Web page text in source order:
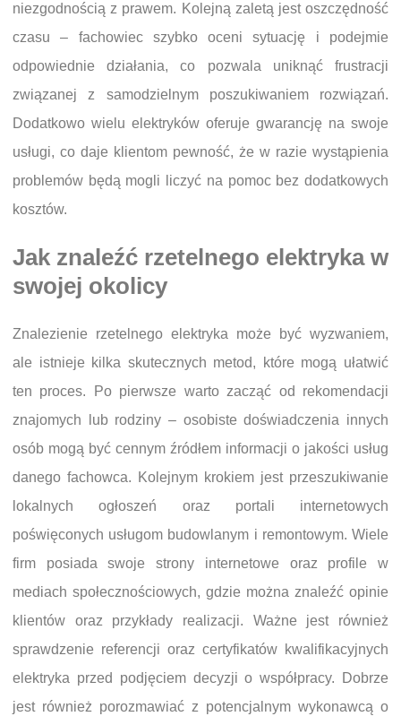
niezgodnością z prawem. Kolejną zaletą jest oszczędność
czasu – fachowiec szybko oceni sytuację i podejmie
odpowiednie działania, co pozwala uniknąć frustracji
związanej z samodzielnym poszukiwaniem rozwiązań.
Dodatkowo wielu elektryków oferuje gwarancję na swoje
usługi, co daje klientom pewność, że w razie wystąpienia
problemów będą mogli liczyć na pomoc bez dodatkowych
kosztów.
Jak znaleźć rzetelnego elektryka w
swojej okolicy
Znalezienie rzetelnego elektryka może być wyzwaniem,
ale istnieje kilka skutecznych metod, które mogą ułatwić
ten proces. Po pierwsze warto zacząć od rekomendacji
znajomych lub rodziny – osobiste doświadczenia innych
osób mogą być cennym źródłem informacji o jakości usług
danego fachowca. Kolejnym krokiem jest przeszukiwanie
lokalnych ogłoszeń oraz portali internetowych
poświęconych usługom budowlanym i remontowym. Wiele
firm posiada swoje strony internetowe oraz profile w
mediach społecznościowych, gdzie można znaleźć opinie
klientów oraz przykłady realizacji. Ważne jest również
sprawdzenie referencji oraz certyfikatów kwalifikacyjnych
elektryka przed podjęciem decyzji o współpracy. Dobrze
jest również porozmawiać z potencjalnym wykonawcą o